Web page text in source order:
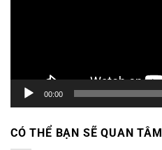
00:00
CÓ THỂ BẠN SẼ QUAN TÂM